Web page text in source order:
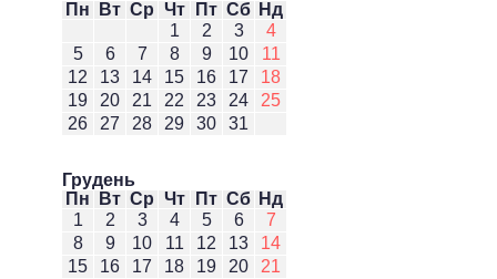
Пн
Вт Ср Чт Пт Сб Нд
1
2 3
4
5
6 7 8 9 10
11
12
13 14 15 16 17
18
19
20 21 22 23 24
25
26
27 28 29 30 31
Грудень
Пн
Вт Ср Чт Пт Сб Нд
1
2 3 4 5 6
7
8
9 10 11 12 13
14
15
16 17 18 19 20
21